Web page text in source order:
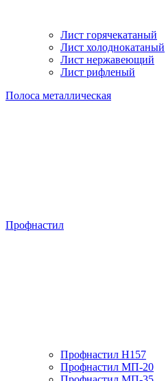
Лист горячекатаный
Лист холоднокатаный
Лист нержавеющий
Лист рифленый
Полоса металлическая
Профнастил
Профнастил H157
Профнастил МП-20